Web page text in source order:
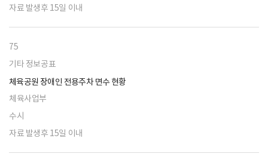
자료 발생후 15일 이내
75
기타 정보공표
체육공원 장애인 전용주차 면수 현황
체육사업부
수시
자료 발생후 15일 이내